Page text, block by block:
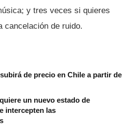
y tres veces si quieres
cancelación de ruido.
de precio en Chile a partir de
un nuevo estado de
intercepten las